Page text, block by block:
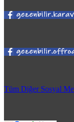
Tüm Diğer Sosyal